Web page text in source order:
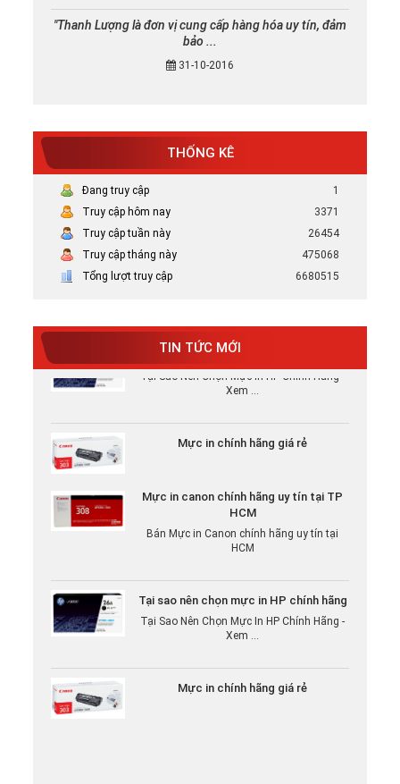
"Thanh Lượng là đơn vị cung cấp hàng hóa uy tín, đảm
bảo ...
31-10-2016
THỐNG KÊ
Đang truy cập
1
Truy cập hôm nay
3371
Truy cập tuần này
26454
Truy cập tháng này
475068
Tổng lượt truy cập
6680515
TIN TỨC MỚI
Mực in canon chính hãng uy tín tại TP
Bán Mực in Canon chính hãng uy tín tại
Tại sao nên chọn mực in HP chính hãng
Tại Sao Nên Chọn Mực In HP Chính Hãng -
Xem ...
HCM
HCM
Tại Sao Nên Chọn Mực In HP Chính Hãng -
Xem ...